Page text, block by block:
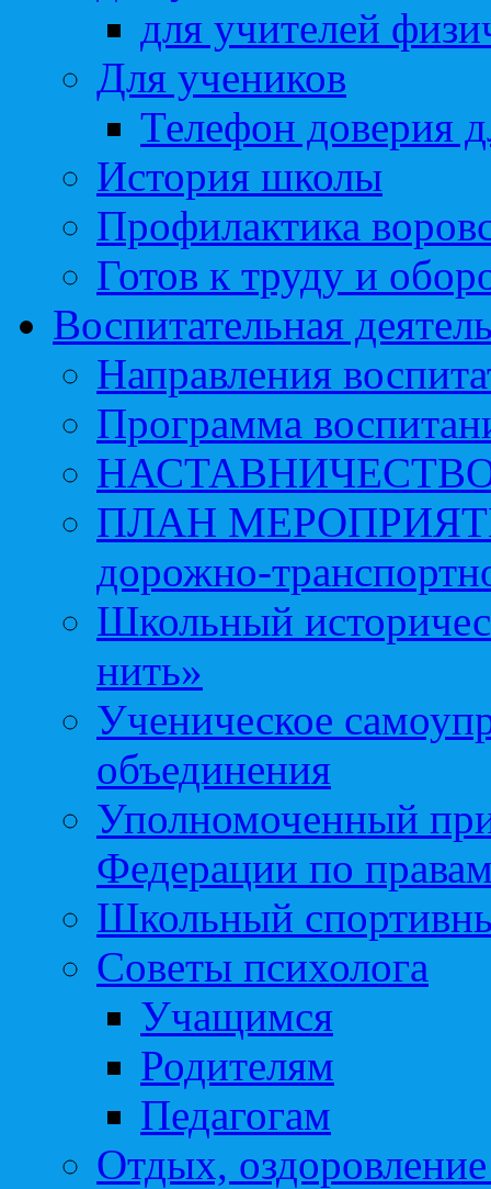
для учителей
Для учеников
Телефон доверия
История школы
Профилактика
Готов к труду и
Воспитательная
Направления
Программа
ПЛАН МЕРОПРИЯТИЙ
дорожно-
Школьный
нить»
Ученическое
объединения
Уполномоченный
Федерации по
Школьный
Советы психолога
Учащимся
Родителям
Педагогам
Отдых, оздоровление